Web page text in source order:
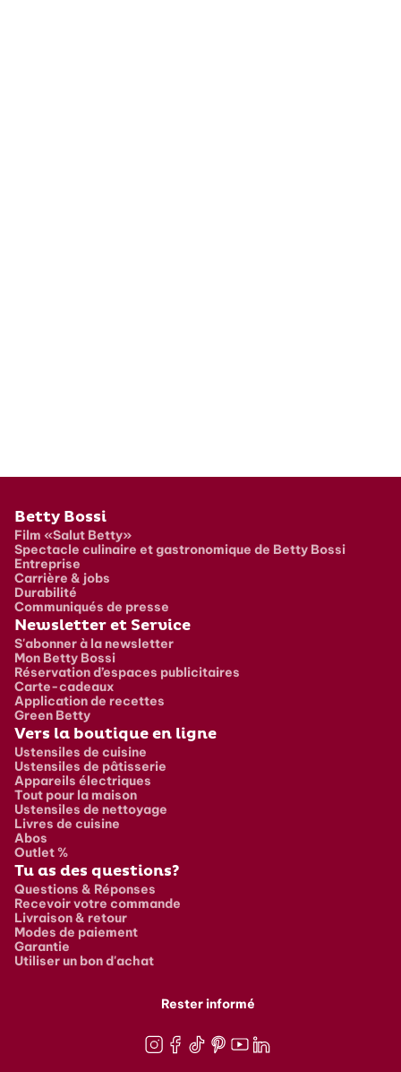
Pied de page
Betty Bossi
Film «Salut Betty»
Spectacle culinaire et gastronomique de Betty Bossi
Entreprise
Carrière & jobs
Durabilité
Communiqués de presse
Newsletter et Service
S'abonner à la newsletter
Mon Betty Bossi
Réservation d’espaces publicitaires
Carte-cadeaux
Application de recettes
Green Betty
Vers la boutique en ligne
Ustensiles de cuisine
Ustensiles de pâtisserie
Appareils électriques
Tout pour la maison
Ustensiles de nettoyage
Livres de cuisine
Abos
Outlet %
Tu as des questions?
Questions & Réponses
Recevoir votre commande
Livraison & retour
Modes de paiement
Garantie
Utiliser un bon d'achat
Rester informé